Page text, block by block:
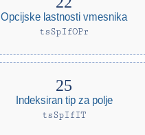
Opcijske lastnosti vmesnika
tsSpIfOPr
Indeksiran tip za polje
tsSpIfIT